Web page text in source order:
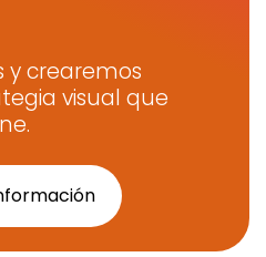
y crearemos
visual que